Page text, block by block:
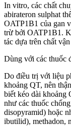
In vitro, các chất
abirateron sulphat
OATP1B1 của gan
trừ bởi OATP1B1.
tác dựa trên chất
Dùng với các thuốc
Do điều trị với liệu
khoảng QT, nên
biết kéo dài khoảng
như các thuốc
disopyramid) hoặc
ibutilid), methadon,